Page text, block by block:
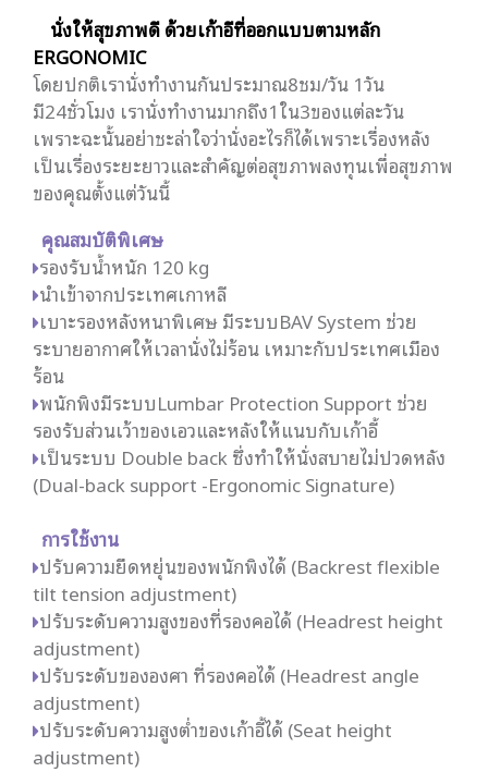
นั่งให้สุขภาพดี ด้วยเก้าอี้ที่ออกแบบตามหลัก
ERGONOMIC
โดยปกติเรานั่งทำงานกันประมาณ8ชม/วัน 1วัน
มี24ชั่วโมง เรานั่งทำงานมากถึง1ใน3ของแต่ละวัน
เพราะฉะนั้นอย่าชะล่าใจว่านั่งอะไรก็ได้เพราะเรื่องหลัง
เป็นเรื่องระยะยาวและสำคัญต่อสุขภาพลงทุนเพื่อสุขภาพ
ของคุณตั้งแต่วันนี้
คุณสมบัติพิเศษ
รองรับน้ำหนัก 120 kg
นำเข้าจากประเทศเกาหลี
เบาะรองหลังหนาพิเศษ มีระบบBAV System ช่วย
ระบายอากาศให้เวลานั่งไม่ร้อน เหมาะกับประเทศเมือง
ร้อน
พนักพิงมีระบบLumbar Protection Support ช่วย
รองรับส่วนเว้าของเอวและหลังให้แนบกับเก้าอี้
เป็นระบบ Double back ซึ่งทำให้นั่งสบายไม่ปวดหลัง
(Dual-back support -Ergonomic Signature)
การใช้งาน
ปรับความยืดหยุ่นของพนักพิงได้ (Backrest flexible
tilt tension adjustment)
ปรับระดับความสูงของที่รองคอได้ (Headrest height
adjustment)
ปรับระดับขององศา ที่รองคอได้ (Headrest angle
adjustment)
ปรับระดับความสูงต่ำของเก้าอี้ได้ (Seat height
adjustment)